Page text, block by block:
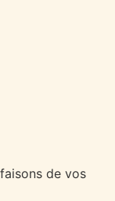
de vos